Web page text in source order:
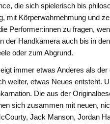
die sich spielerisch bis
mit Körperwahrnehmung und
Performer:innen zu fragen,
der Handkamera auch bis in
oder zum Abgrund.
immer etwas Anderes als der
weiter, etwas Neues entsteht.
Die aus der
sich zusammen mit neuen,
Jack Manson, Jordan